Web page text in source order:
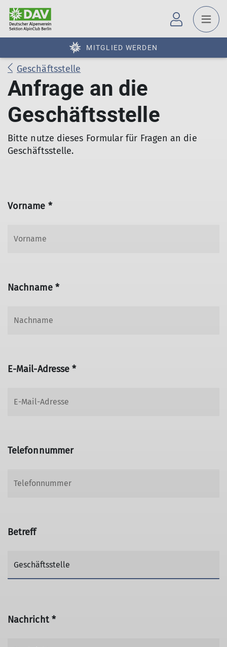
MITGLIED WERDEN
Geschäftsstelle
Anfrage an die
Geschäftsstelle
Bitte nutze dieses Formular für Fragen an die
Geschäftsstelle.
Vorname *
Nachname *
E-Mail-Adresse *
Telefonnummer
Betreff
Nachricht *